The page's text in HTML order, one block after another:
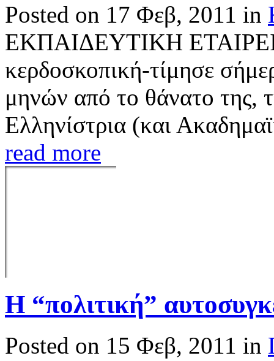
Posted on 17 Φεβ, 2011 in
ΕΚΠΑΙΔΕΥΤΙΚΗ
κερδοσκοπική-τίμησε
μηνών από το θάνατο της,
Ελληνίστρια (και
read more
H “πολιτική”
Posted on 15 Φεβ, 2011 in